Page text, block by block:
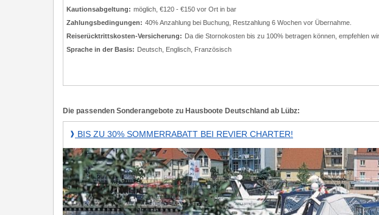
Kautionsabgeltung: möglich, €120 - €150 vor Ort in bar
Zahlungsbedingungen: 40% Anzahlung bei Buchung, Restzahlung 6 Wochen vor Übernahme.
Reiserücktrittskosten-Versicherung: Da die Stornokosten bis zu 100% betragen können, empfehlen
Sprache in der Basis: Deutsch, Englisch, Französisch
Die passenden Sonderangebote zu Hausboote Deutschland ab Lübz:
Bis
zu
30%
Sommerrabatt
bei
Revier
Charter!
❱ BIS ZU 30% SOMMERRABATT BEI REVIER CHARTER!